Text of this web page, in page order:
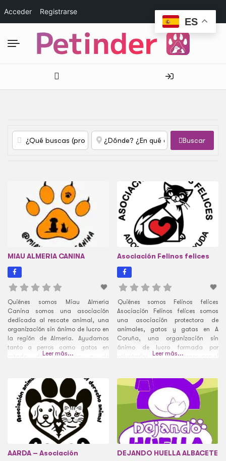
Acceder Registrarse
Buscar
MIAU ALMERIA CANINA
Quiénes somos Miau Almería
Canina somos una asociación
dedicada al rescate animal, una
organización sin ánimo de lucro en
la región de Almería. Ayudamos
tanto a perros como gatos en
estado de abandono o de
buscándoles el hogar que se
merecen. Cómo colaborar con
Miau Almería Canina Necesitamos
ayuda económica para seguir
ayudando
Leer más...
Asociación Felinos felices
Quiénes somos Felinos felices
Asociación Felinos felices somos
una asociación protectora de
animales, gatos y gatas en A
Coruña, una organización sin
ánimo de lucro formada por
voluntarios que trabajamos por el
cuidamos y promovemos la
adopción responsable. Colabora
con la Asociación Felinos felices
Son muchos los casos
Leer más...
AARDA – Asociación
DEJANDO HUELLA ALBACETE
ES